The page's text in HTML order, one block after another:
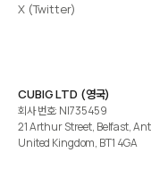
X (Twitter)
CUBIG LTD (영국)
회사 번호: NI735459
21 Arthur Street, Belfast,
United Kingdom, BT1 4GA